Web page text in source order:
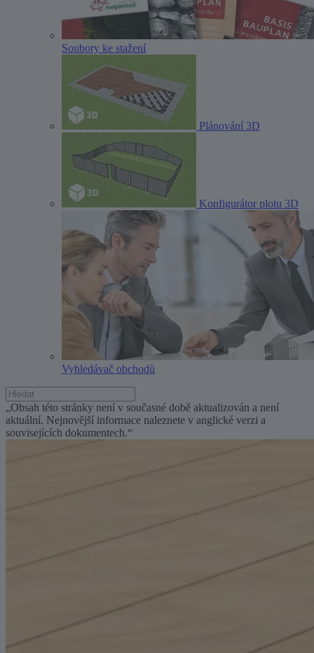
Soubory ke stažení
Plánování 3D
Konfigurátor plotu 3D
Vyhledávač obchodů
„Obsah této stránky není v současné době aktualizován a není
aktuální. Nejnovější informace naleznete v anglické verzi a
souvisejících dokumentech.“